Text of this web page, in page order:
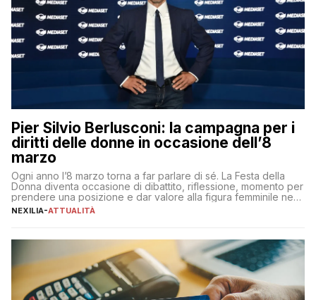
Pier Silvio Berlusconi: la campagna per i
diritti delle donne in occasione dell’8
marzo
Ogni anno l’8 marzo torna a far parlare di sé. La Festa della
Donna diventa occasione di dibattito, riflessione, momento per
prendere una posizione e dar valore alla figura femminile nella
sua complessità e crucialità. A lanciare un messaggio “forte e
NEXILIA-ATTUALITÀ